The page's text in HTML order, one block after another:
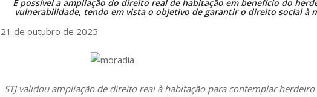
É possível a ampliação do direito real de habitação em benefício do
vulnerabilidade, tendo em vista o objetivo de garantir o direito social à
21 de outubro de 2025
STJ validou ampliação de direito real à habitação para contemplar